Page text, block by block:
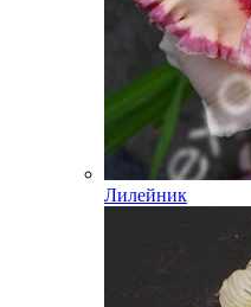
Лилейник